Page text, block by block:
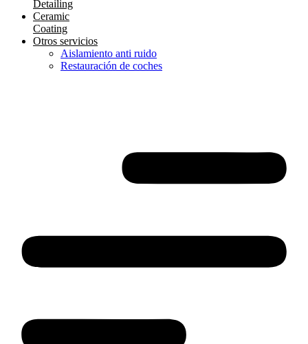
Detailing
Ceramic
Coating
Otros servicios
Aislamiento anti ruido
Restauración de coches